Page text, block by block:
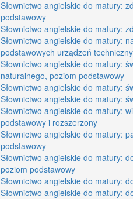
Słownictwo angielskie do matury:
podstawowy
Słownictwo angielskie do matury:
Słownictwo angielskie do matury:
podstawowych urządzeń
Słownictwo angielskie do matury:
naturalnego, poziom podstawowy
Słownictwo angielskie do matury:
Słownictwo angielskie do matury:
Słownictwo angielskie do matury:
podstawowy i rozszerzony
Słownictwo angielskie do matury:
podstawowy
Słownictwo angielskie do matury:
poziom podstawowy
Słownictwo angielskie do matury:
Słownictwo angielskie do matury: